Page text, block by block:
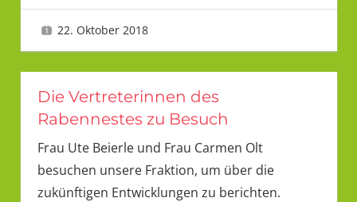
22. Oktober 2018
Die Vertreterinnen des
Rabennestes zu Besuch
Frau Ute Beierle und Frau Carmen Olt
besuchen unsere Fraktion, um über die
zukünftigen Entwicklungen zu berichten.